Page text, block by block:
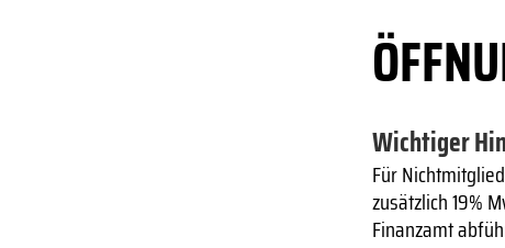
Wichtiger
Für
zusätzlich 19%
Finanzamt